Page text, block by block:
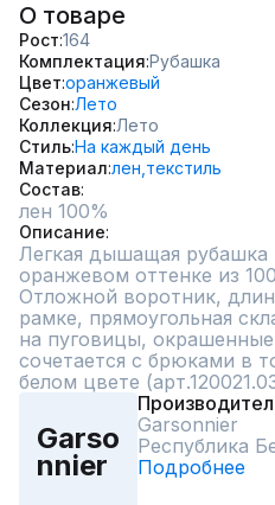
О товаре
Рост 164
Комплектация Рубашка
Цвет оранжевый
Сезон Лето
Коллекция Лето
СтильНа каждый день
Материал лен, текстиль
Состав
лен 100%
Описание
Легкая дышащая рубашка
оранжевом оттенке из
Отложной воротник,
рамке, прямоугольная
на пуговицы,
сочетается с брюками в
белом цвете
Garso
nnier
Garsonnier
Республика
Подробнее